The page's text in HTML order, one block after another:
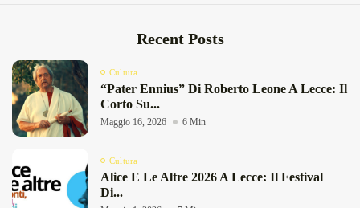
Recent Posts
Cultura
“Pater Ennius” Di Roberto Leone A Lecce: Il
Corto Su...
Maggio 16, 2026 6 Min
Cultura
Alice E Le Altre 2026 A Lecce: Il Festival
Di...